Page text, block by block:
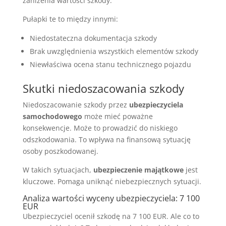
Pułapki te to między innymi:
Niedostateczna dokumentacja szkody
Brak uwzględnienia wszystkich elementów szkody
Niewłaściwa ocena stanu technicznego pojazdu
Skutki niedoszacowania szkody
Niedoszacowanie szkody przez ubezpieczyciela
samochodowego może mieć poważne
konsekwencje. Może to prowadzić do niskiego
odszkodowania. To wpływa na finansową sytuację
osoby poszkodowanej.
W takich sytuacjach, ubezpieczenie majątkowejest
kluczowe. Pomaga uniknąć niebezpiecznych sytuacji.
Analiza wartości wyceny ubezpieczyciela: 7 100
EUR
Ubezpieczyciel ocenił szkodę na 7 100 EUR. Ale co to